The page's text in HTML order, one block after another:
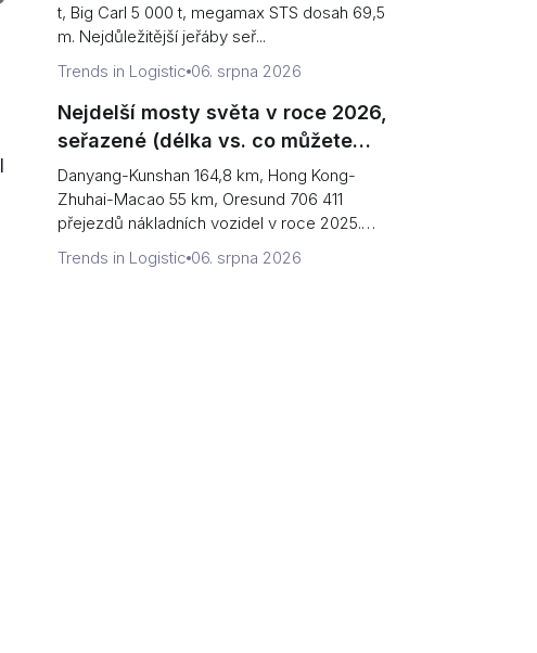
t, Big Carl 5 000 t, megamax STS dosah 69,5
m. Nejdůležitější jeřáby seř...
Trends in Logistic 06. srpna 2026
Nejdelší mosty světa v roce 2026,
seřazené (délka vs. co můžete
přejet)
Danyang-Kunshan 164,8 km, Hong Kong-
Zhuhai-Macao 55 km, Oresund 706 411
přejezdů nákladních vozidel v roce 2025.
Nejdelš...
Trends in Logistic 06. srpna 2026